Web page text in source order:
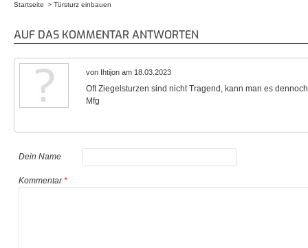
Startseite Türsturz einbauen
AUF DAS KOMMENTAR ANTWORTEN
von Ihtijon am 18.03.2023
Oft Ziegelsturzen sind nicht Tragend, kann man es
Mfg
Dein Name
Kommentar*